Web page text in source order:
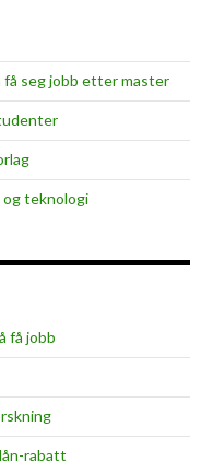
få seg jobb etter master
teknologi
få jobb
rabatt